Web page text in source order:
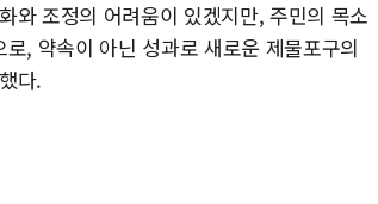
와 조정의 어려움이 있겠지만, 주민의 목소
, 약속이 아닌 성과로 새로운 제물포구의
다.